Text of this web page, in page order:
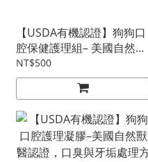
【USDA有機認證】狗狗口
腔保健護理組– 美國自然獸
醫認證狗狗保健牙膏0,8 oz
搭配 寵物無毒牙刷 (大小兩
NT$500